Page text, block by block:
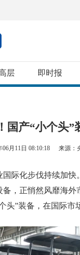
层 即时报
国产“小个头”
06月11日 08:10:18 来源：
化步伐持续加快
，正悄然风靡海
头”装备，在国际市